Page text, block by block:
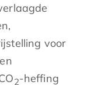
voor
2-heffing